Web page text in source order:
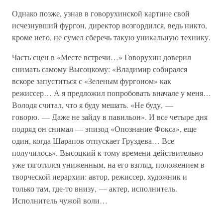
Однако позже, узнав в говорухинской картине свой
исчезнувший фургон, директор возгордился, ведь никто,
кроме него, не сумел сберечь такую уникальную технику.
Часть сцен в «Месте встречи…» Говорухин доверил
снимать самому Высоцкому: «Владимир собирался
вскоре запуститься с «Зеленым фургоном» как
режиссер… А я предложил попробовать вначале у меня…
Володя считал, что я буду мешать. «Не буду, —
говорю. — Даже не зайду в павильон». И все четыре дня
подряд он снимал — эпизод «Опознание Фокса», еще
один, когда Шарапов отпускает Груздева… Все
получилось». Высоцкий к тому времени действительно
уже тяготился униженным, на его взгляд, положением в
творческой иерархии: автор, режиссер, художник и
только там, где-то внизу, — актер, исполнитель.
Исполнитель чужой воли…